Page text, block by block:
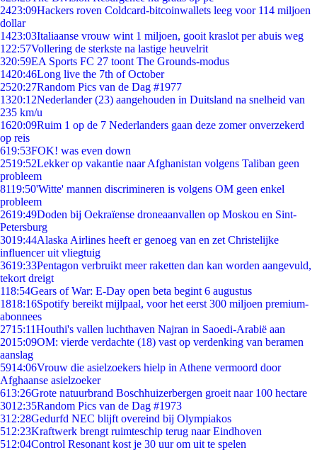
2423:09Hackers roven Coldcard-bitcoinwallets leeg voor 114 miljoen
dollar
1423:03Italiaanse vrouw wint 1 miljoen, gooit kraslot per abuis weg
1 22:57Vollering de sterkste na lastige heuvelrit
320:59EA Sports FC 27 toont The Grounds-modus
1420:46Long live the 7th of October
2520:27Random Pics van de Dag #1977
1320:12Nederlander (23) aangehouden in Duitsland na snelheid van
235 km/u
1620:09Ruim 1 op de 7 Nederlanders gaan deze zomer onverzekerd
op reis
619:53FOK! was even down
2519:52Lekker op vakantie naar Afghanistan volgens Taliban geen
probleem
8119:50'Witte' mannen discrimineren is volgens OM geen enkel
probleem
2619:49Doden bij Oekraïense droneaanvallen op Moskou en Sint-
Petersburg
3019:44Alaska Airlines heeft er genoeg van en zet Christelijke
influencer uit vliegtuig
3619:33Pentagon verbruikt meer raketten dan kan worden aangevuld,
tekort dreigt
118:54Gears of War: E-Day open beta begint 6 augustus
1818:16Spotify bereikt mijlpaal, voor het eerst 300 miljoen premium-
abonnees
2715:11Houthi's vallen luchthaven Najran in Saoedi-Arabië aan
2015:09OM: vierde verdachte (18) vast op verdenking van beramen
aanslag
5914:06Vrouw die asielzoekers hielp in Athene vermoord door
Afghaanse asielzoeker
613:26Grote natuurbrand Boschhuizerbergen groeit naar 100 hectare
3012:35Random Pics van de Dag #1973
312:28Gedurfd NEC blijft overeind bij Olympiakos
512:23Kraftwerk brengt ruimteschip terug naar Eindhoven
512:04Control Resonant kost je 30 uur om uit te spelen